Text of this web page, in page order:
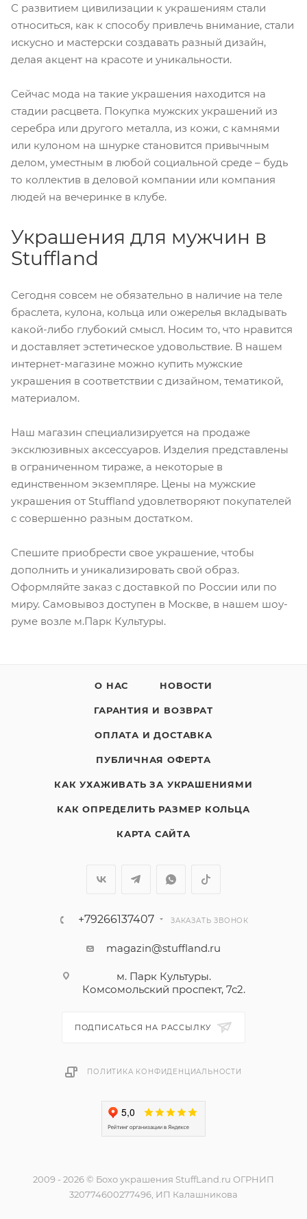
С развитием цивилизации к украшениям стали
относиться, как к способу привлечь внимание, стали
искусно и мастерски создавать разный дизайн,
делая акцент на красоте и уникальности.
Сейчас мода на такие украшения находится на
стадии расцвета. Покупка мужских украшений из
серебра или другого металла, из кожи, с камнями
или кулоном на шнурке становится привычным
делом, уместным в любой социальной среде – будь
то коллектив в деловой компании или компания
людей на вечеринке в клубе.
Украшения для мужчин в
Stuffland
Сегодня совсем не обязательно в наличие на теле
браслета, кулона, кольца или ожерелья вкладывать
какой-либо глубокий смысл. Носим то, что нравится
и доставляет эстетическое удовольствие. В нашем
интернет-магазине можно купить мужские
украшения в соответствии с дизайном, тематикой,
материалом.
Наш магазин специализируется на продаже
эксклюзивных аксессуаров. Изделия представлены
в ограниченном тираже, а некоторые в
единственном экземпляре. Цены на мужские
украшения от Stuffland удовлетворяют покупателей
с совершенно разным достатком.
Спешите приобрести свое украшение, чтобы
дополнить и уникализировать свой образ.
Оформляйте заказ с доставкой по России или по
миру. Самовывоз доступен в Москве, в нашем шоу-
руме возле м.Парк Культуры.
О НАС НОВОСТИ
ГАРАНТИЯ И ВОЗВРАТ
ОПЛАТА И ДОСТАВКА
ПУБЛИЧНАЯ ОФЕРТА
КАК УХАЖИВАТЬ ЗА УКРАШЕНИЯМИ
КАК ОПРЕДЕЛИТЬ РАЗМЕР КОЛЬЦА
КАРТА САЙТА
+79266137407 ЗАКАЗАТЬ ЗВОНОК
magazin@stuffland.ru
м. Парк Культуры.
Комсомольский проспект, 7с2.
ПОДПИСАТЬСЯ НА РАССЫЛКУ
ПОЛИТИКА КОНФИДЕНЦИАЛЬНОСТИ
2009 - 2026 © Бохо украшения StuffLand.ru ОГРНИП
320774600277496, ИП Калашникова